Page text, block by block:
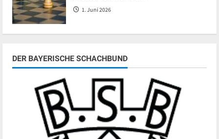
1. Juni 2026
DER BAYERISCHE SCHACHBUND